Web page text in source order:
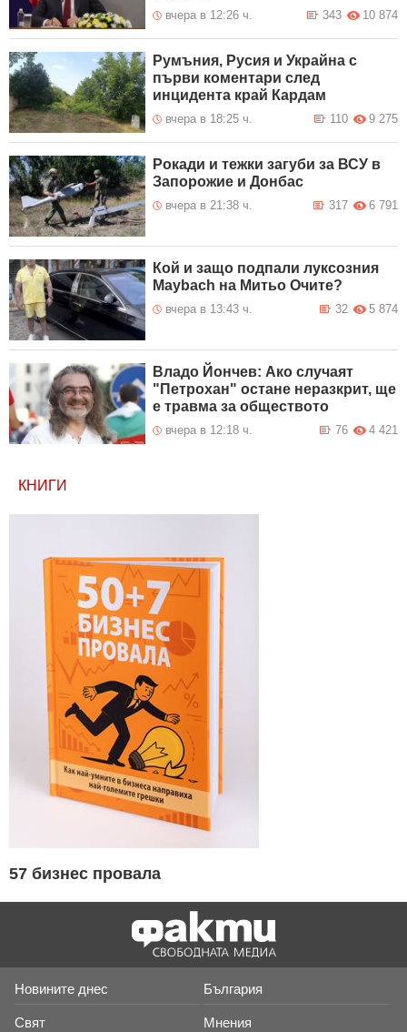
вчера в 12:26 ч. 10 874
343
Румъния, Русия и Украйна с
първи коментари след
инцидента край Кардам
вчера в 18:25 ч. 9 275
110
Рокади и тежки загуби за ВСУ в
Запорожие и Донбас
вчера в 21:38 ч. 6 791
317
Кой и защо подпали луксозния
Maybach на Митьо Очите?
вчера в 13:43 ч. 5 874
32
Владо Йончев: Ако случаят
"Петрохан" остане неразкрит, ще
е травма за обществото
вчера в 12:18 ч. 4 421
76
КНИГИ
57 бизнес провала
Новините днес България
Свят Мнения